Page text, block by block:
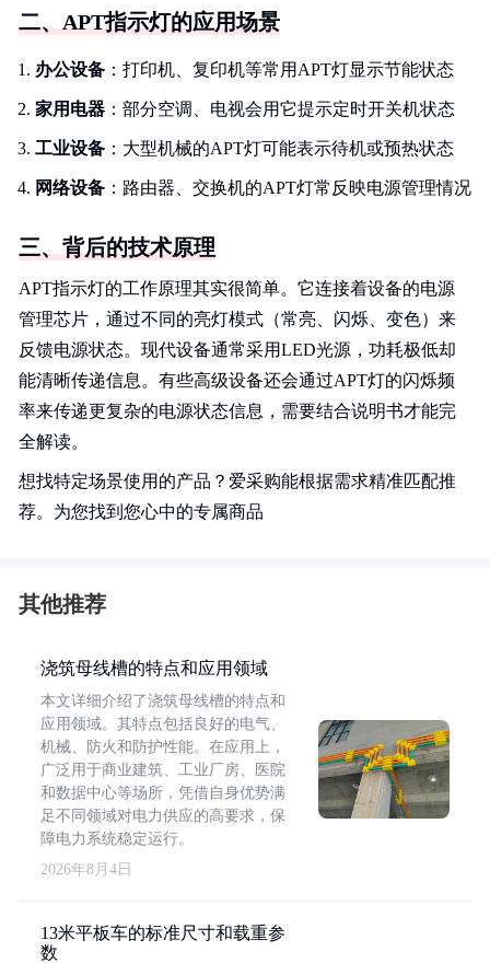
二、APT指示灯的应用场景
办公设备 ：打印机、复印机等常用APT灯显示节能状态
家用电器 ：部分空调、电视会用它提示定时开关机状态
工业设备 ：大型机械的APT灯可能表示待机或预热状态
网络设备 ：路由器、交换机的APT灯常反映电源管理情况
三、背后的技术原理
APT指示灯的工作原理其实很简单。它连接着设备的电源
管理芯片，通过不同的亮灯模式（常亮、闪烁、变色）来
反馈电源状态。现代设备通常采用LED光源，功耗极低却
能清晰传递信息。有些高级设备还会通过APT灯的闪烁频
率来传递更复杂的电源状态信息，需要结合说明书才能完
全解读。
想找特定场景使用的产品？爱采购能根据需求精准匹配推
荐。为您找到您心中的专属商品
其他推荐
浇筑母线槽的特点和应用领域
本文详细介绍了浇筑母线槽的特点和
应用领域。其特点包括良好的电气、
机械、防火和防护性能。在应用上，
广泛用于商业建筑、工业厂房、医院
和数据中心等场所，凭借自身优势满
足不同领域对电力供应的高要求，保
障电力系统稳定运行。
2026年8月4日
13米平板车的标准尺寸和载重参
数